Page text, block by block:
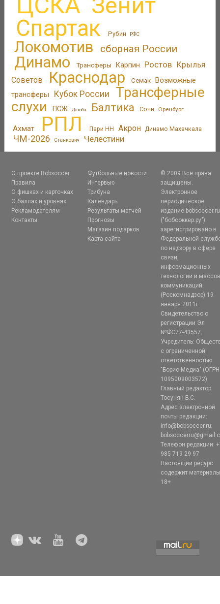
Спартак Рубин РФС
Локомотив сборная России
Динамо Трансферы Карпин Ростов Крылья
Советов
Краснодар Семак Возможные
трансферы
Кубок России
Трансферные
слухи
ПСЖ Дзюба Балтика Сочи Оренбург
Ахмат РПЛ Пари НН Акрон Динамо Махачкала
ЧМ-2026 Станкович Челестини
О проекте Bobsoccer
Правила
О фишках и карточках
О баллах и уровнях
Рекламодателям
Контакты
Футбольные новости
Интервью
Трибуна
Календарь
Результаты матчей
Прогнозы
Магазин подарков
Карта сайта
© 2009 Все права
защищены.
Электронное
периодическое
издание bobsoccer.ru
("бобсоккер.ру")
зарегистрировано в
Федеральной
по надзору в сфере
связи,
информационных
технологий и
коммуникаций
(Роскомнадзор) 19
января 2011г.
Свидетельство о
регистрации Эл
№ФС77-43557.
Учредитель:
с ограниченной
ответственностью
"Борис-Медиа" (ОГРН
1095009003572)
Главный редактор:
Тосунян Б.С.
Адрес электронной
почты редакции:
info@bobsoccer.ru;
Телефон редакции:
985 719 29 97
Настоящий ресурс
содержит
18+